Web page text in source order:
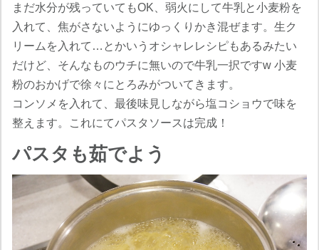
まだ水分が残っていてもOK、弱火にして牛乳と小麦粉を
入れて、焦がさないようにゆっくりかき混ぜます。生ク
リームを入れて…とかいうオシャレレシピもあるみたい
だけど、そんなものウチに無いので牛乳一択ですw 小麦
粉のおかげで徐々にとろみがついてきます。
コンソメを入れて、最後味見しながら塩コショウで味を
整えます。これにてパスタソースは完成！
パスタも茹でよう